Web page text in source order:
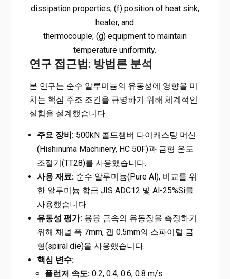
dissipation properties; (f) position of heat sink,
heater, and
thermocouple; (g) equipment to maintain
temperature uniformity.
연구 접근법: 방법론 분석
본 연구는 순수 알루미늄의 유동성에 영향을 미
치는 핵심 주조 조건을 규명하기 위해 체계적인
실험을 설계했습니다.
주요 장비:500kN 콜드챔버 다이캐스팅 머신
(Hishinuma Machinery, HC 50F)과 금형 온도
조절기(TT28)를 사용했습니다.
사용 재료:순수 알루미늄(Pure Al), 비교를 위
한 알루미늄 합금 JIS ADC12 및 Al-25%Si를
사용했습니다.
유동성 평가:용융 금속의 유동장을 측정하기
위해 채널 폭 7mm, 갭 0.5mm의 스파이럴 금
형(spiral die)을 사용했습니다.
핵심 변수:
플런저 속도:0.2, 0.4, 0.6, 0.8 m/s